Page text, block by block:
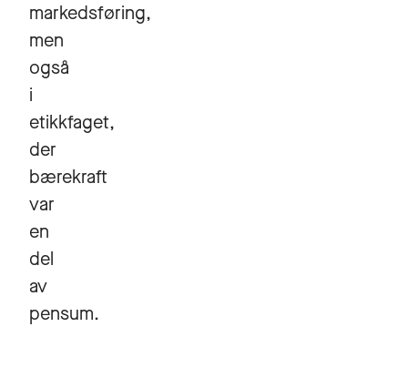
markedsføring,
men
også
i
etikkfaget,
der
bærekraft
var
en
del
av
pensum.